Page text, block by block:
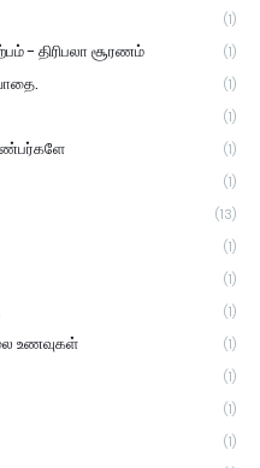
(1)
- திரிபலா சூரணம் (1)
(1)
(1)
(1)
(1)
(13)
(1)
(1)
(1)
உணவுகள் (1)
(1)
(1)
(1)